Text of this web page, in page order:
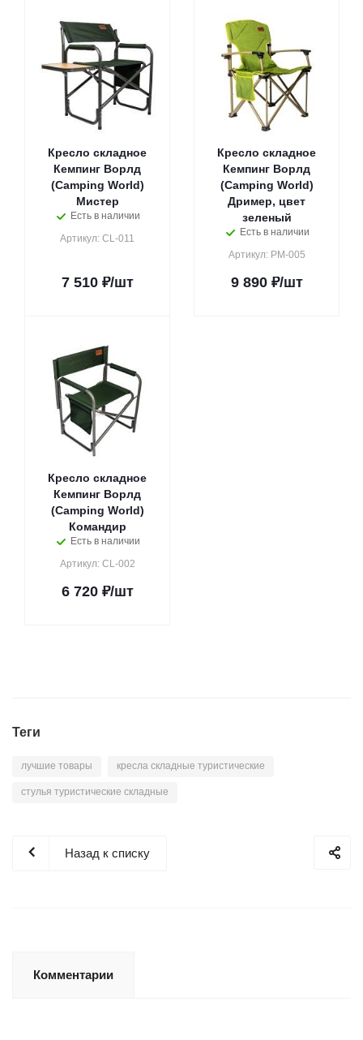
Кресло складное
Кемпинг Ворлд
(Camping World)
Мистер
Есть в наличии
Артикул: CL-011
7 510₽/шт
Кресло складное
Кемпинг Ворлд
(Camping World)
Дример, цвет
зеленый
Есть в наличии
Артикул: PM-005
9 890₽/шт
Кресло складное
Кемпинг Ворлд
(Camping World)
Командир
Есть в наличии
Артикул: CL-002
6 720₽/шт
Теги
лучшие товары кресла складные туристические
стулья туристические складные
Назад к списку
Комментарии